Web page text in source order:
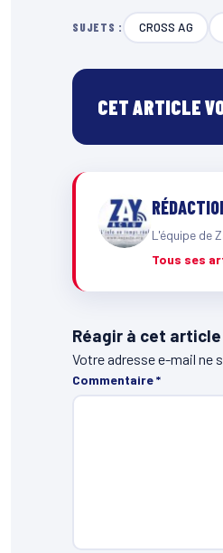
SUJETS : CROSS AG
CET ARTICLE
L'équipe de
Tous ses
Réagir à cet article
Votre adresse e-mail ne
Commentaire*